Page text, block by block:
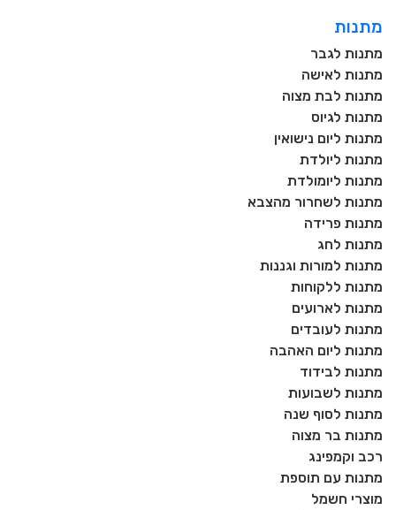
מתנות
מתנות לגבר
מתנות לאישה
מתנות לבת מצוה
מתנות לגיוס
מתנות ליום נישואין
מתנות ליולדת
מתנות ליומולדת
מתנות לשחרור מהצבא
מתנות פרידה
מתנות לחג
מתנות למורות וגננות
מתנות ללקוחות
מתנות לארועים
מתנות לעובדים
מתנות ליום האהבה
מתנות לבידוד
מתנות לשבועות
מתנות לסוף שנה
מתנות בר מצוה
רכב וקמפינג
מתנות עם תוספת
מוצרי חשמל